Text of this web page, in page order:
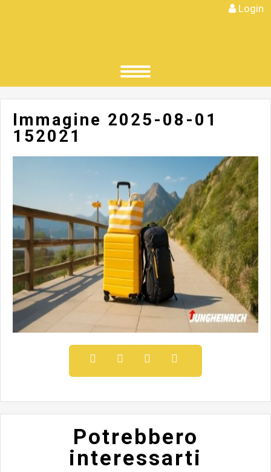
Login
Immagine 2025-08-01
152021
Potrebbero
interessarti